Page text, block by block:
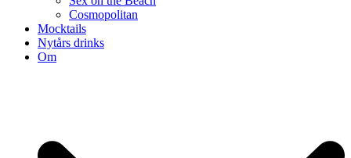
Cosmopolitan
Mocktails
Nytårs drinks
Om